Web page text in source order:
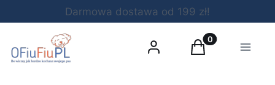
Darmowa dostawa od 199 zł!
Zaloguj sięProdukty w
Koszyk Menu